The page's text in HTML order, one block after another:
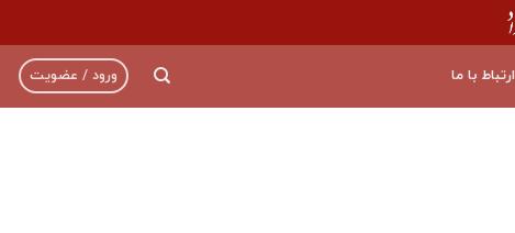
ارتباط با ما ورود / عضویت